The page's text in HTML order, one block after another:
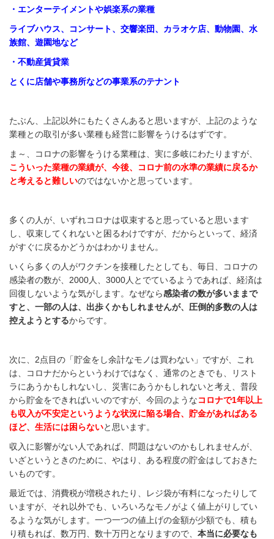
・エンターテイメントや娯楽系の業種
ライブハウス、コンサート、交響楽団、カラオケ店、動物園、水
族館、遊園地など
・不動産賃貸業
とくに店舗や事務所などの事業系のテナント
たぶん、上記以外にもたくさんあると思いますが、上記のような
業種との取引が多い業種も経営に影響をうけるはずです。
ま～、コロナの影響をうける業種は、実に多岐にわたりますが、
こういった業種の業績が、今後、コロナ前の水準の業績に戻るか
と考えると難しいのではないかと思っています。
多くの人が、いずれコロナは収束すると思っていると思います
し、収束してくれないと困るわけですが、だからといって、経済
がすぐに戻るかどうかはわかりません。
いくら多くの人がワクチンを接種したとしても、毎日、コロナの
感染者の数が、2000人、3000人とでているようであれば、経済は
回復しないような気がします。なぜなら感染者の数が多いままで
すと、一部の人は、出歩くかもしれませんが、圧倒的多数の人は
控えようとするからです。
次に、2点目の「貯金をし余計なモノは買わない」ですが、これ
は、コロナだからというわけではなく、通常のときでも、リスト
ラにあうかもしれないし、災害にあうかもしれないと考え、普段
から貯金をできればいいのですが、今回のようなコロナで1年以上
も収入が不安定というような状況に陥る場合、貯金があればある
ほど、生活には困らないと思います。
収入に影響がない人であれば、問題はないのかもしれませんが、
いざというときのために、やはり、ある程度の貯金はしておきた
いものです。
最近では、消費税が増税されたり、レジ袋が有料になったりして
いますが、それ以外でも、いろいろなモノがよく値上がりしてい
るような気がします。一つ一つの値上げの金額が少額でも、積も
り積もれば、数万円、数十万円となりますので、 本当に必要なも